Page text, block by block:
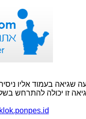
שגיאה בעמוד אליו
זו יכולה להתרחש